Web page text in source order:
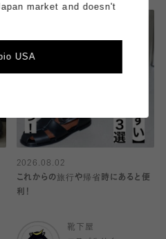
2026.08.02
これからの旅行や帰省時にあると便
利！
靴下屋
market and doesn't
USA